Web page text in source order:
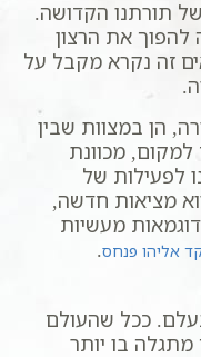
תורתנו הקדושה.
להפוך את הרצון
זה נקרא מקבל על
הן במצוות שבין
מכוונת
לפעילות של
מציאות חדשה,
מעשיות
אליהו פנחס.
ככל שהעולם
מתגלה בו יותר